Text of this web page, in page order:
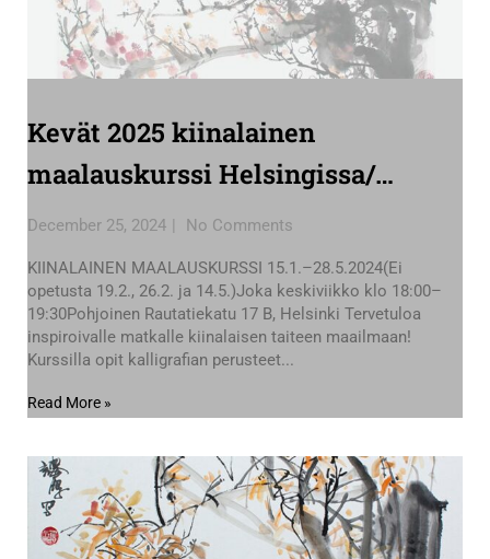
Kevät 2025 kiinalainen
maalauskurssi Helsingissa/
Spring 2025 Chinese painting
course in Helsinki
December 25, 2024 No Comments
KIINALAINEN MAALAUSKURSSI 15.1.–28.5.2024(Ei
opetusta 19.2., 26.2. ja 14.5.)Joka keskiviikko klo 18:00–
19:30Pohjoinen Rautatiekatu 17 B, Helsinki Tervetuloa
inspiroivalle matkalle kiinalaisen taiteen maailmaan!
Kurssilla opit kalligrafian perusteet...
Read More »